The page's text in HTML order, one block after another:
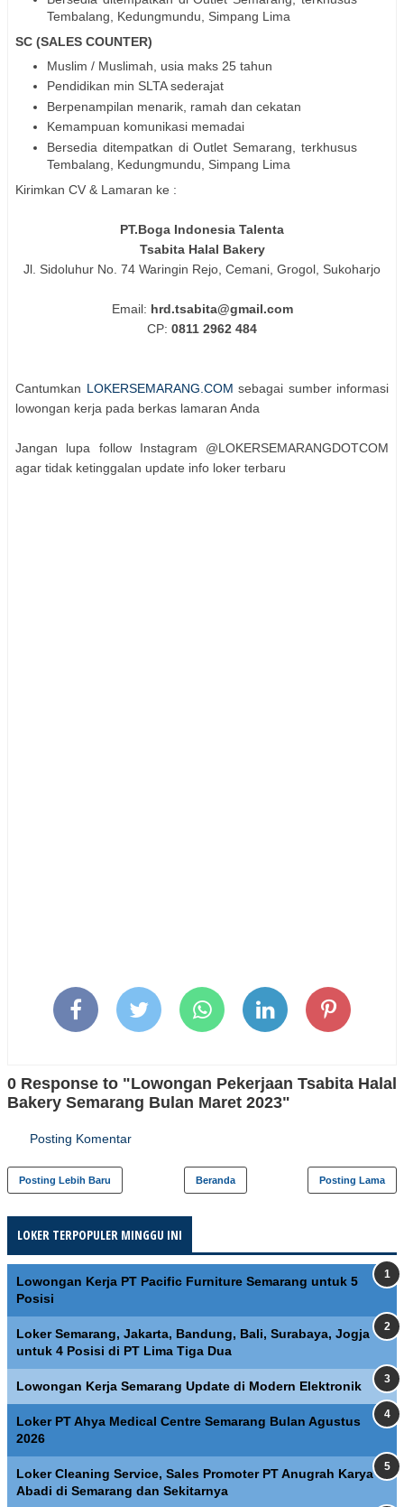
Tembalang, Kedungmundu, Simpang Lima
SC (SALES COUNTER)
Muslim / Muslimah, usia maks 25 tahun
Pendidikan min SLTA sederajat
Berpenampilan menarik, ramah dan cekatan
Kemampuan komunikasi memadai
Bersedia ditempatkan di Outlet Semarang, terkhusus
Tembalang, Kedungmundu, Simpang Lima
Kirimkan CV & Lamaran ke :
PT.Boga Indonesia Talenta
Tsabita Halal Bakery
Jl. Sidoluhur No. 74 Waringin Rejo, Cemani, Grogol, Sukoharjo
Email: hrd.tsabita@gmail.com
CP: 0811 2962 484
Cantumkan LOKERSEMARANG.COM sebagai sumber informasi
lowongan kerja pada berkas lamaran Anda
Jangan lupa follow Instagram @LOKERSEMARANGDOTCOM
agar tidak ketinggalan update info loker terbaru
0 Response to "Lowongan Pekerjaan Tsabita Halal
Bakery Semarang Bulan Maret 2023"
Posting Komentar
Posting Lebih Baru Posting Lama
Beranda
LOKER TERPOPULER MINGGU INI
Lowongan Kerja PT Pacific Furniture Semarang untuk 5
Posisi
Loker Semarang, Jakarta, Bandung, Bali, Surabaya, Jogja
untuk 4 Posisi di PT Lima Tiga Dua
Lowongan Kerja Semarang Update di Modern Elektronik
Loker PT Ahya Medical Centre Semarang Bulan Agustus
2026
Loker Cleaning Service, Sales Promoter PT Anugrah Karya
Abadi di Semarang dan Sekitarnya